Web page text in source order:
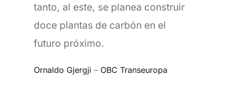
tanto, al este, se planea construir
doce plantas de carbón en el
futuro próximo.
Ornaldo Gjergji – OBC Transeuropa